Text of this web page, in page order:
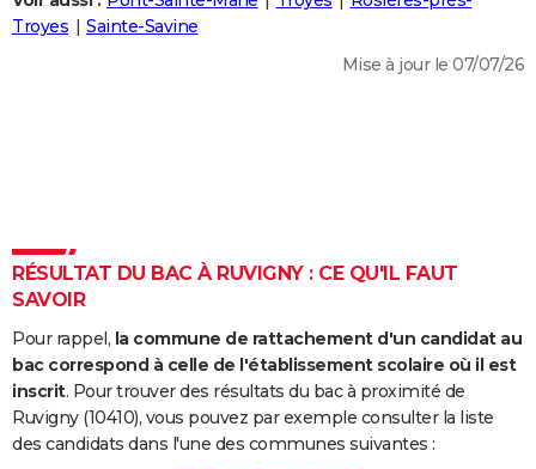
Destinations
City break
Voyage nature
Voyage de noces
Forum
Climat
+
PHOTO
Dictionnaire
Biographies
Citations
Expressions
Proverbes
PROGRAMME TV
S'inscrire
Se connecter
Lycées
Collèges
Primaires
Universités
Entreprises
Service militaire
Avis de recherche
AVIS DE DÉCÈS
FORUM
Troyes
Sainte-Savine
Mise à jour le 07/07/26
RÉSULTAT DU BAC À RUVIGNY : CE QU'IL FAUT
SAVOIR
Pour rappel, la commune de rattachement d'un candidat au
bac correspond à celle de l'établissement scolaire où il est
inscrit. Pour trouver des résultats du bac à proximité de
Ruvigny (10410), vous pouvez par exemple consulter la liste
des candidats dans l'une des communes suivantes :